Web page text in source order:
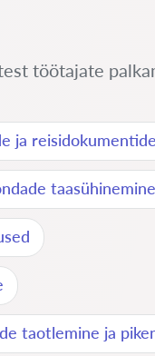
töötajate
ja
taotlemine ja